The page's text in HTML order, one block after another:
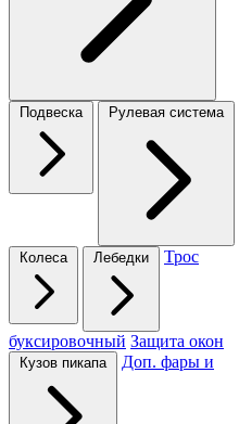
Подвеска Рулевая система
Колеса Лебедки Трос
буксировочный Защита окон
Кузов пикапа Доп. фары и